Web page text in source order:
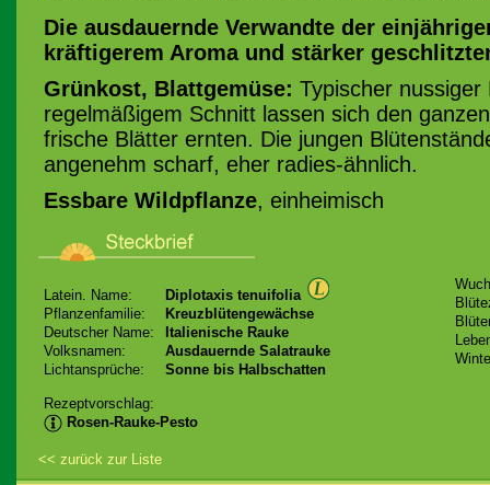
Die ausdauernde Verwandte der
kräftigerem Aroma und stärker
Grünkost, Blattgemüse: Typischer
regelmäßigem Schnitt lassen sich den
frische Blätter ernten. Die jungen
angenehm scharf, eher radies-ähnlich.
Essbare Wildpflanze, einheimisch
Latein. Name:
Diplotaxis tenuifolia
Pflanzenfamilie:
Kreuzblütengewächse
Deutscher Name:
Italienische Rauke
Volksnamen:
Ausdauernde Salatrauke
Lichtansprüche:
Sonne bis Halbschatten
Rezeptvorschlag:
Rosen-Rauke-Pesto
<< zurück zur Liste